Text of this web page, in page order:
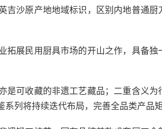
吉沙原产地地域标识，区别内地普通厨
拓展民用厨具市场的开山之作，具备独
是可收藏的非遗工艺藏品；二重含义为
列将持续迭代布局，完善全品类产品矩